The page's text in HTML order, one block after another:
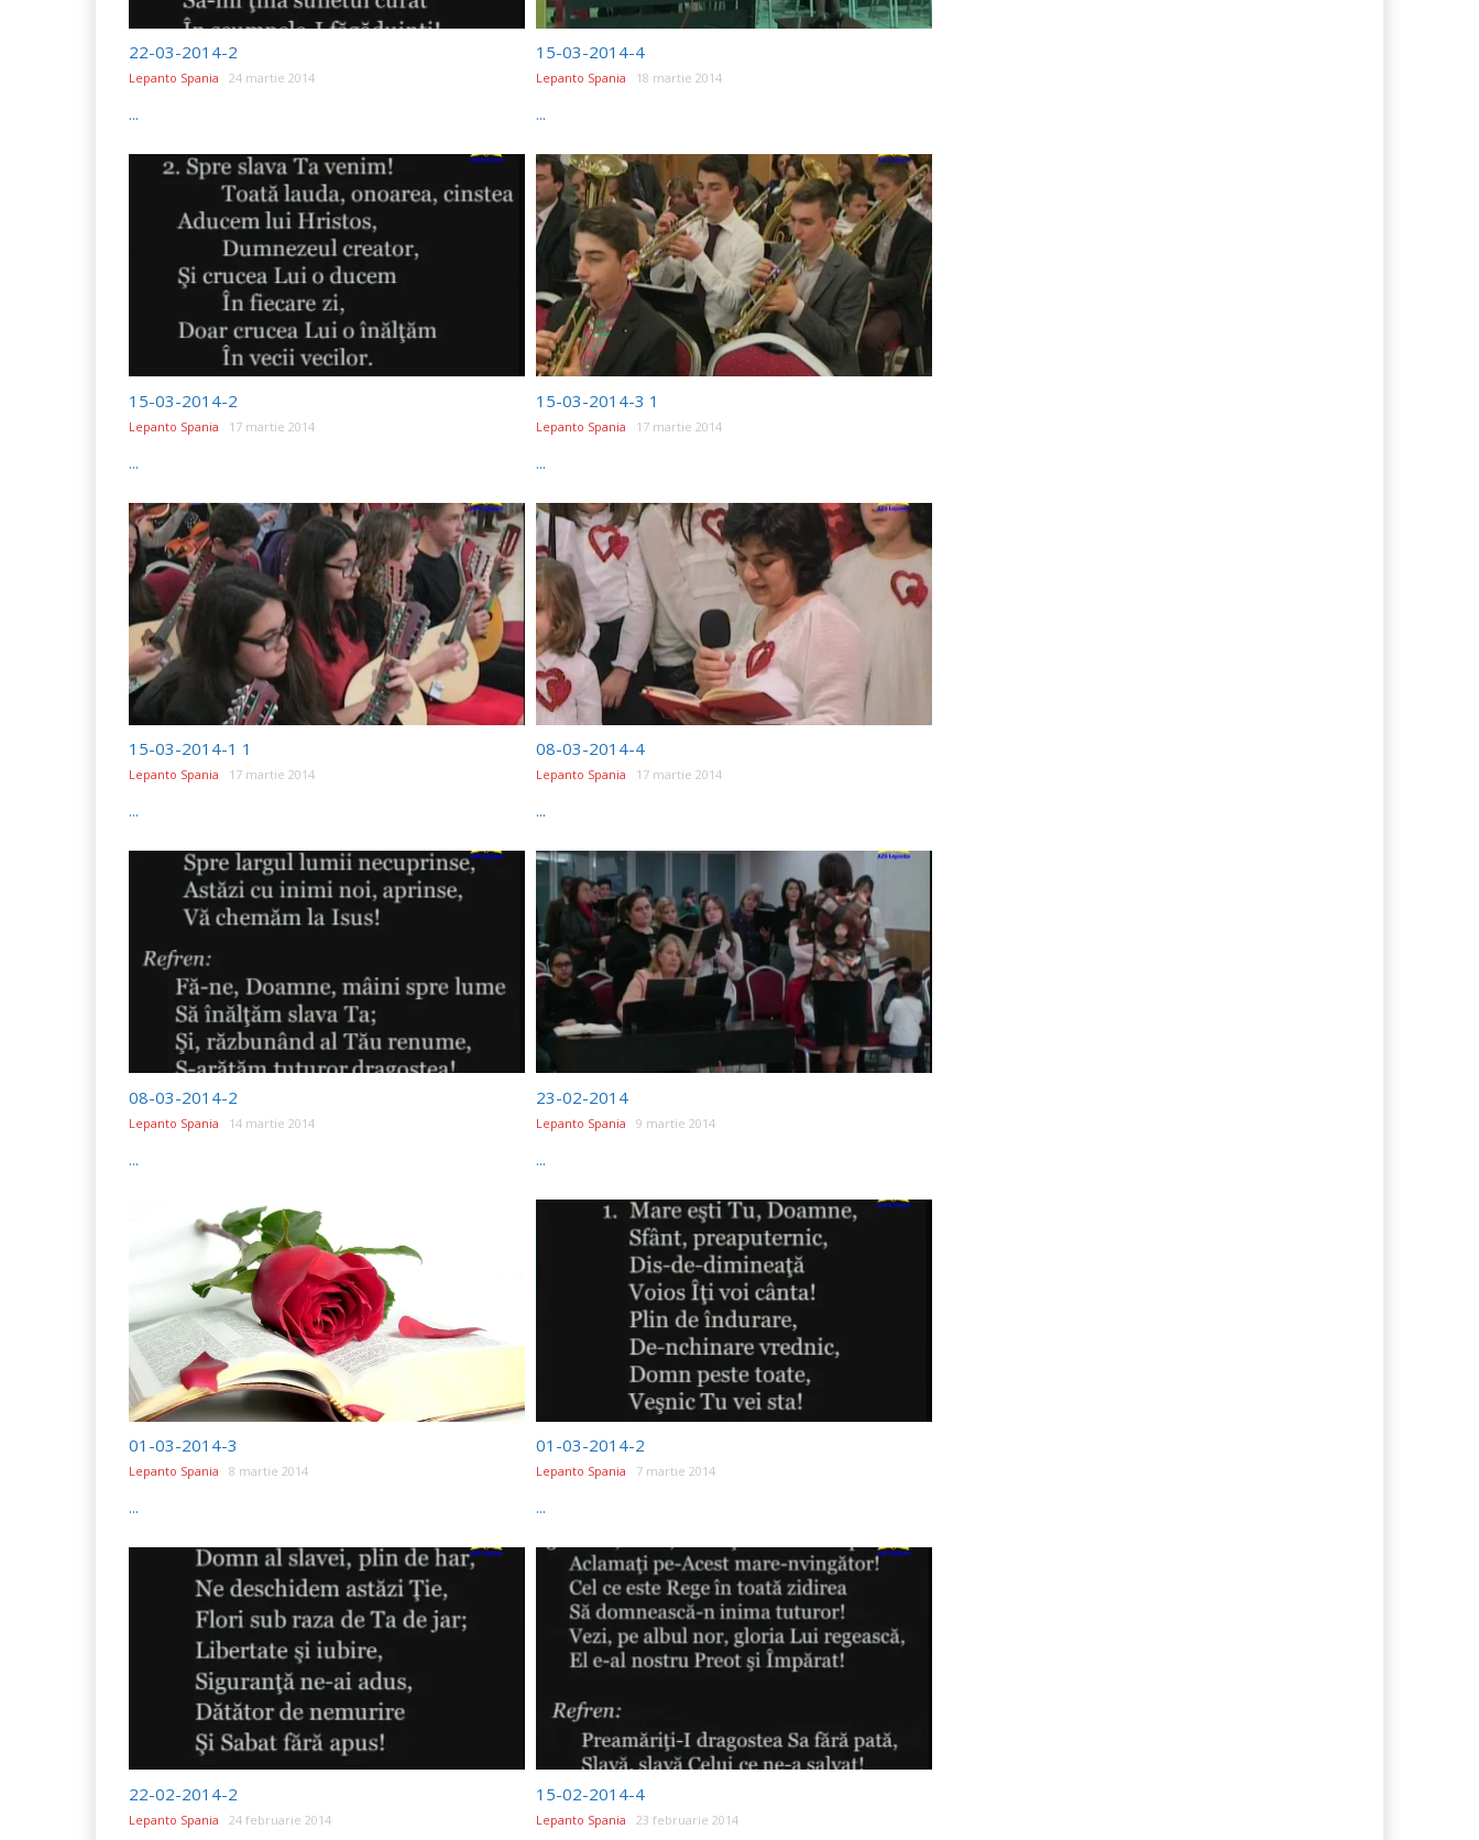
22-03-2014-2
Lepanto Spania 24 martie 2014
...
15-03-2014-4
Lepanto Spania 18 martie 2014
...
15-03-2014-2
Lepanto Spania 17 martie 2014
...
15-03-2014-3 1
Lepanto Spania 17 martie 2014
...
15-03-2014-1 1
Lepanto Spania 17 martie 2014
...
08-03-2014-4
Lepanto Spania 17 martie 2014
...
08-03-2014-2
Lepanto Spania 14 martie 2014
...
23-02-2014
Lepanto Spania 9 martie 2014
...
01-03-2014-3
Lepanto Spania 8 martie 2014
...
01-03-2014-2
Lepanto Spania 7 martie 2014
...
22-02-2014-2
Lepanto Spania 24 februarie 2014
15-02-2014-4
Lepanto Spania 23 februarie 2014